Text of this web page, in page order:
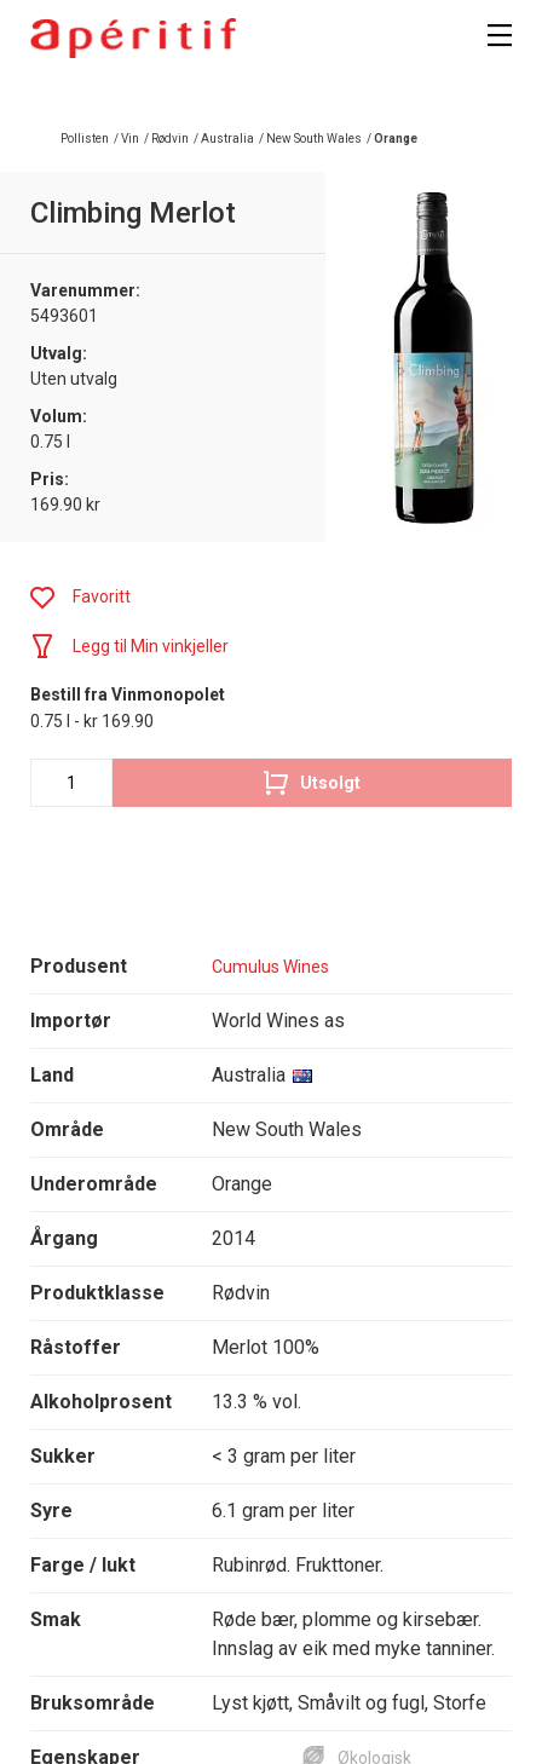
Pollisten /Vin / Rødvin /Australia / New South Wales /Orange
Climbing Merlot
Varenummer:
5493601
Utvalg:
Uten utvalg
Volum:
0.75 l
Pris:
169.90 kr
Produsent Cumulus Wines
Importør World Wines as
Land Australia
Område New South Wales
Underområde Orange
Årgang 2014
Produktklasse Rødvin
Råstoffer Merlot 100%
Alkoholprosent 13.3 % vol.
Sukker < 3 gram per liter
Syre 6.1 gram per liter
Farge / lukt Rubinrød. Frukttoner.
Smak
Røde bær, plomme og kirsebær.
Innslag av eik med myke tanniner.
Bruksområde Lyst kjøtt, Småvilt og fugl, Storfe
Egenskaper Økologisk
Favoritt
Legg til Min vinkjeller
Bestill fra Vinmonopolet
0.75 l - kr 169.90
Utsolgt